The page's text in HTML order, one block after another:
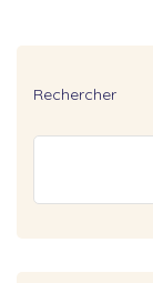
Rechercher